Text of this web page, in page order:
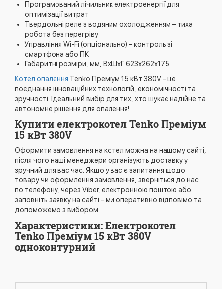
Програмований лічильник електроенергії для
оптимізації витрат
Твердольні реле з водяним охолодженням – тиха
робота без перегріву
Управління Wi-Fi (опціонально) – контроль зі
смартфона або ПК
Габаритні розміри, мм, ВхШхГ 623х262х175
Котел опалення Tenko Преміум 15 кВт 380V – це
поєднання інноваційних технологій, економічності та
зручності. Ідеальний вибір для тих, хто шукає надійне та
автономне рішення для опалення!
Купити електрокотел Tenko Преміум
15 кВт 380V
Оформити замовлення на котел можна на нашому сайті,
після чого наші менеджери організують доставку у
зручний для вас час. Якщо у вас є запитання щодо
товару чи оформлення замовлення, зверніться до нас
по телефону, через Viber, електронною поштою або
заповніть заявку на сайті – ми оперативно відповімо та
допоможемо з вибором.
Характеристики: Електрокотел
Tenko Преміум 15 кВт 380V
одноконтурний